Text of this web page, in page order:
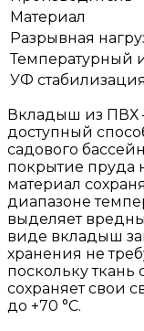
Материал
Разрывная
Температурный
УФ стабилизация
Вкладыш из ПВХ
доступный
садового
покрытие пруда
материал
диапазоне
выделяет
виде вкладыш
хранения не
поскольку
сохраняет свои
до +70 °C.